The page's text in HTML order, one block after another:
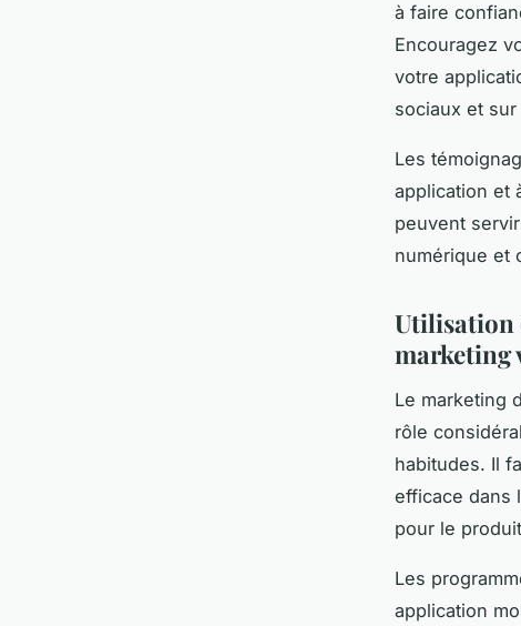
à faire
Encouragez
votre
sociaux et
Les
application et
peuvent
numérique et
Utilisation
marketing
Le marketing
rôle
habitudes. Il
efficace dans
pour le
Les
application